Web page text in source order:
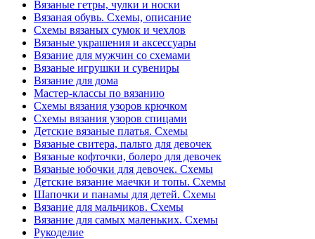
Вязаные гетры, чулки и носки
Вязаная обувь. Схемы, описание
Схемы вязаных сумок и чехлов
Вязаные украшения и аксессуары
Вязание для мужчин со схемами
Вязаные игрушки и сувениры
Вязание для дома
Мастер-классы по вязанию
Схемы вязания узоров крючком
Схемы вязания узоров спицами
Детские вязаные платья. Схемы
Вязаные свитера, пальто для девочек
Вязаные кофточки, болеро для девочек
Вязаные юбочки для девочек. Схемы
Детские вязание маечки и топы. Схемы
Шапочки и панамы для детей. Схемы
Вязание для мальчиков. Схемы
Вязание для самых маленьких. Схемы
Рукоделие